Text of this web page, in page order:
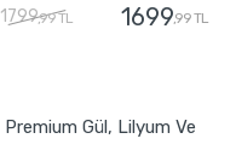
1799,99 TL 1699,99 TL
Premium Gül, Lilyum Ve